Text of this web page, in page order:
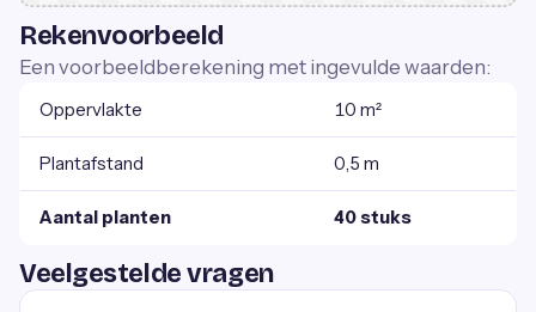
Rekenvoorbeeld
Een voorbeeldberekening met ingevulde waarden:
Oppervlakte 10 m²
Plantafstand 0,5 m
Aantal planten 40 stuks
Veelgestelde vragen